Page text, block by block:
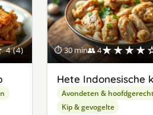
4 (4) ⏱ 30 min👥 4
Hete Indonesische
Avondeten &
Kip & gevogelte